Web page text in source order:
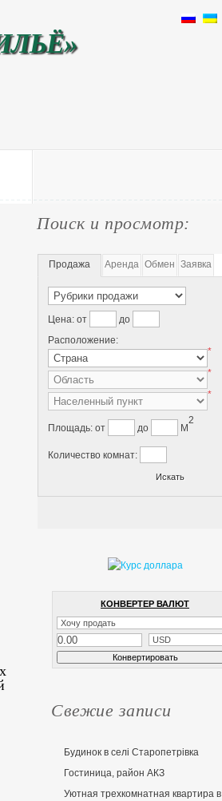
Поиск и просмотр:
Продажа Аренда Обмен Заявка
Цена: от
до
Расположение:
*
*
*
Площадь: от до M
2
Количество комнат:
КОНВЕРТЕР ВАЛЮТ
Свежие записи
Будинок в селі Старопетрівка
Гостиница, район АКЗ
Уютная трехкомнатная квартира в